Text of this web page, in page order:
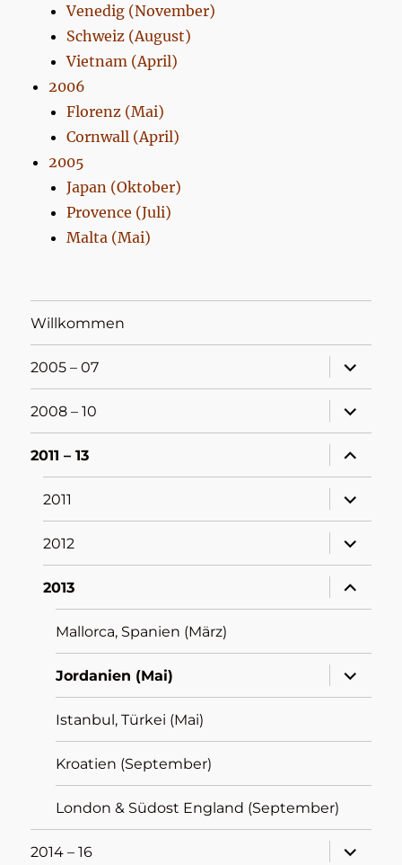
Venedig (November)
Schweiz (August)
Vietnam (April)
2006
Florenz (Mai)
Cornwall (April)
2005
Japan (Oktober)
Provence (Juli)
Malta (Mai)
Willkommen
2005 – 07
öffnen
2008 – 10
öffnen
2011 – 13
öffnen
2011
öffnen
2012
öffnen
2013
öffnen
Mallorca, Spanien (März)
Jordanien (Mai)
öffnen
Istanbul, Türkei (Mai)
Kroatien (September)
London & Südost England (September)
2014 – 16
öffnen